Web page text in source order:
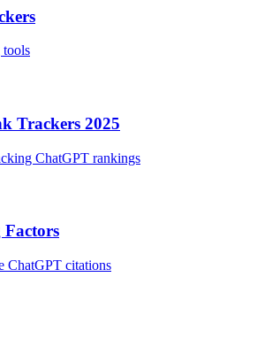
tools
Trackers 2025
ChatGPT rankings
ChatGPT citations